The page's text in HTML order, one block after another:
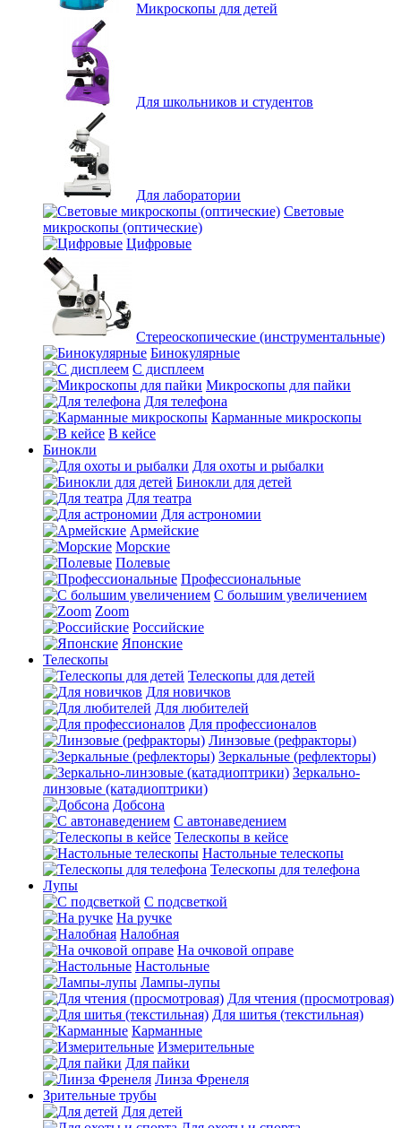
Микроскопы для детей
Для школьников и студентов
Для лаборатории
Световые
микроскопы (оптические)
Цифровые
Стереоскопические (инструментальные)
Бинокулярные
С дисплеем
Микроскопы для пайки
Для телефона
Карманные микроскопы
В кейсе
Бинокли
Для охоты и рыбалки
Бинокли для детей
Для театра
Для астрономии
Армейские
Морские
Полевые
Профессиональные
С большим увеличением
Zoom
Российские
Японские
Телескопы
Телескопы для детей
Для новичков
Для любителей
Для профессионалов
Линзовые (рефракторы)
Зеркальные (рефлекторы)
Зеркально-
линзовые (катадиоптрики)
Добсона
С автонаведением
Телескопы в кейсе
Настольные телескопы
Телескопы для телефона
Лупы
С подсветкой
На ручке
Налобная
На очковой оправе
Настольные
Лампы-лупы
Для чтения (просмотровая)
Для шитья (текстильная)
Карманные
Измерительные
Для пайки
Линза Френеля
Зрительные трубы
Для детей